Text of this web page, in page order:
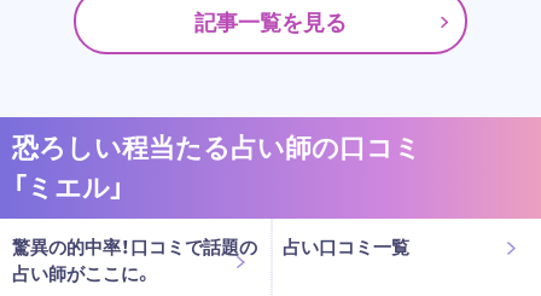
記事一覧を見る
恐ろしい程当たる占い師の口コミ
「ミエル」
驚異の的中率！口コミで話題の
占い師がここに。
占い口コミ一覧